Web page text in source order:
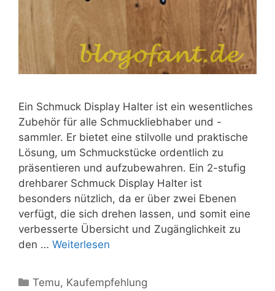
Ein Schmuck Display Halter ist ein wesentliches
Zubehör für alle Schmuckliebhaber und -
sammler. Er bietet eine stilvolle und praktische
Lösung, um Schmuckstücke ordentlich zu
präsentieren und aufzubewahren. Ein 2-stufig
drehbarer Schmuck Display Halter ist
besonders nützlich, da er über zwei Ebenen
verfügt, die sich drehen lassen, und somit eine
verbesserte Übersicht und Zugänglichkeit zu
den … Weiterlesen
Kategorien
Temu, Kaufempfehlung